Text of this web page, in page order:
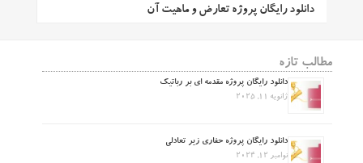
دانلود رایگان پروژه تعارض و ماهیت آن
مطالب تازه
دانلود رایگان پروژه مقدمه ای بر رباتیک
ژانویه 11, 2025
دانلود رایگان پروژه حفاری زیر تعادلی
نوامبر 12, 2024